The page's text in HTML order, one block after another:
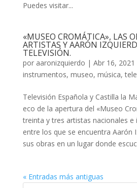
Puedes visitar...
«MUSEO CROMÁTICA», LAS
ARTISTAS Y AARÓN
TELEVISIÓN.
por aaronizquierdo | Abr 16, 2021
instrumentos, museo, música,
Televisión Española y Castilla la
eco de la apertura del «Museo
treinta y tres artistas nacionales e
entre los que se encuentra Aarón
sus obras en un lugar donde
« Entradas más antiguas